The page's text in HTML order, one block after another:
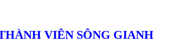
VIÊN SÔNG GIANH